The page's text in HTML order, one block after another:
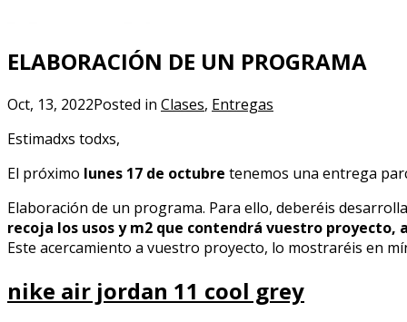
ELABORACIÓN DE UN PROGRAMA
Oct, 13, 2022Posted in Clases, Entregas
Estimadxs todxs,
El próximo lunes 17 de octubre tenemos una entrega
Elaboración de un programa. Para ello, deberéis
recoja los usos y m2 que contendrá vuestro proyecto,
Este acercamiento a vuestro proyecto, lo mostraréis en
nike air jordan 11 cool grey